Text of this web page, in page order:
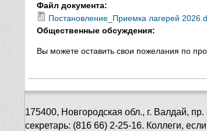
Файл документа:
Постановление_Приемка лагерей
Общественные обсуждения:
Вы можете оставить свои пожелания по
175400, Новгородская обл., г. Валдай,
секретарь: (816 66) 2-25-16. Коллеги,